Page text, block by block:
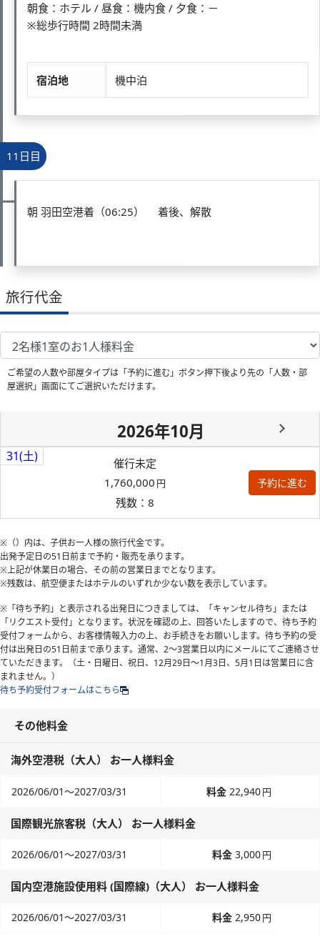
朝食：ホテル / 昼食：機内食 / 夕食：－
※総歩行時間 2時間未満
宿泊地 機中泊
11日目
朝 羽田空港着（06:25） 着後、解散
旅行代金
ご希望の人数や部屋タイプは「予約に進む」ボタン押下後より先の「人数・部
屋選択」画面にてご選択いただけます。
2026年10月
31(土)
催行未定
1,760,000 円
残数：8
予約に進む
※（）内は、子供お一人様の旅行代金です。
出発予定日の51日前まで予約・販売を承ります。
※上記が休業日の場合、その前の営業日までとなります。
※残数は、航空便またはホテルのいずれか少ない数を表示しています。
※「待ち予約」と表示される出発日につきましては、「キャンセル待ち」または
「リクエスト受付」となります。状況を確認の上、回答いたしますので、待ち予約
受付フォームから、お客様情報入力の上、お手続きをお願いします。待ち予約の受
付は出発日の51日前まで承ります。通常、2～3営業日以内にメールにてご連絡させ
ていただきます。（土・日曜日、祝日、12月29日～1月3日、5月1日は営業日に含
まれません。）
待ち予約受付フォームはこちら
その他料金
海外空港税（大人） お一人様料金
2026/06/01～2027/03/31 22,940円
国際観光旅客税（大人） お一人様料金
2026/06/01～2027/03/31 3,000円
国内空港施設使用料 (国際線)（大人） お一人様料金
2026/06/01～2027/03/31 2,950円